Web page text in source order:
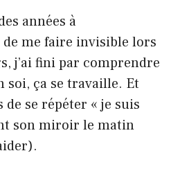
années à
me faire invisible lors
j’ai fini par comprendre
soi, ça se travaille. Et
se répéter « je suis
son miroir le matin